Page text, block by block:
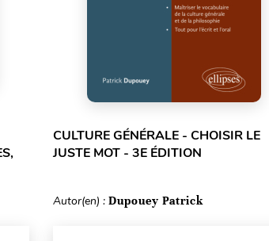
CULTURE GÉNÉRALE - CHOISIR LE
JUSTE MOT - 3E ÉDITION
Autor(en) : Dupouey Patrick